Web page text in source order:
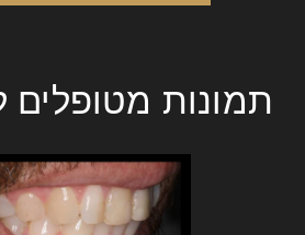
תמונות מטופלים